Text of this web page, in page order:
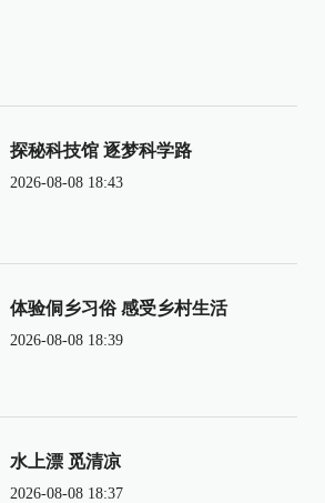
探秘科技馆 逐梦科学路
2026-08-08 18:43
体验侗乡习俗 感受乡村生活
2026-08-08 18:39
水上漂 觅清凉
2026-08-08 18:37